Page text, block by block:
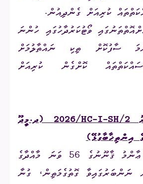
ކުރިއަށް ގެންދިއުން.
ވޯޓުކަރުދާހުގައި ހުންނަ
ސާފުކޮށް ތިކި ނައްތާލުމަށް
ކޮށްގެން ކުރިއަށް
2026/HC-I-SH/2(ދ.މީދޫ
އިންތިޚާބާގުޅޭ)
އިންތިޚާބުތަކާބެހޭ ޢާންމު ޤާނޫނުގެ 56 ވަނަ މާއްދާގެ
ގެ 5 ވަނަ ނަންބަރުގައިވާ ގޮތުގެމަތިން، ގުނާ